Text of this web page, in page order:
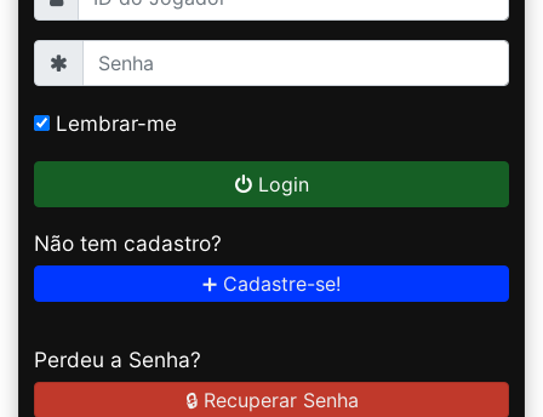
Lembrar-me
Login
Não tem cadastro?
➕ Cadastre-se!
Perdeu a Senha?
🔒 Recuperar Senha